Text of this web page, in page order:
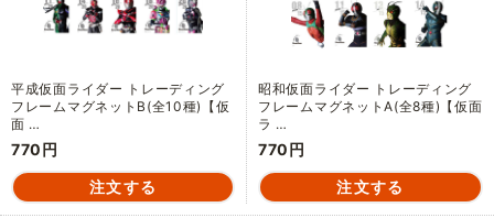
平成仮面ライダー トレーディング
フレームマグネットB(全10種)【仮
面 …
770円
昭和仮面ライダー トレーディング
フレームマグネットA(全8種)【仮面
ラ …
770円